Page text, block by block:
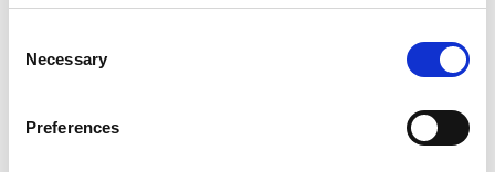
Selection
Necessary
Preferences